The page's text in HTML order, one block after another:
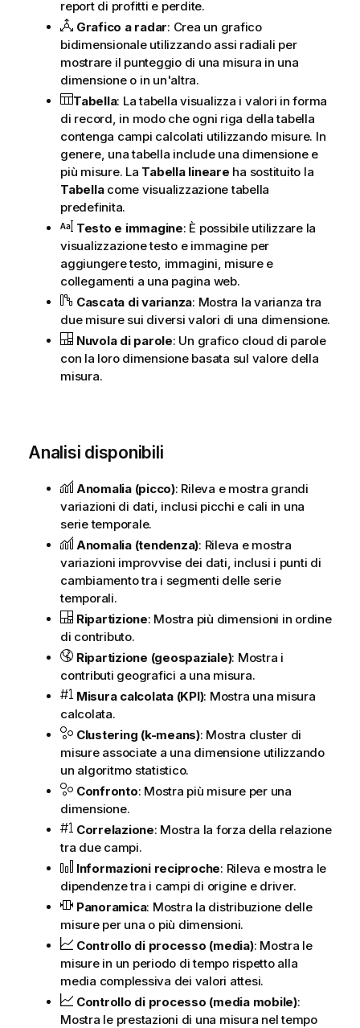
report di profitti e perdite.
Grafico a radar: Crea un grafico
bidimensionale utilizzando assi radiali per
mostrare il punteggio di una misura in una
dimensione o in un'altra.
Tabella: La tabella visualizza i valori in forma
di record, in modo che ogni riga della tabella
contenga campi calcolati utilizzando misure. In
genere, una tabella include una dimensione e
più misure. La Tabella lineare ha sostituito la
Tabellacome visualizzazione tabella
predefinita.
Testo e immagine: È possibile utilizzare la
visualizzazione testo e immagine per
aggiungere testo, immagini, misure e
collegamenti a una pagina web.
Cascata di varianza: Mostra la varianza tra
due misure sui diversi valori di una dimensione.
Nuvola di parole: Un grafico cloud di parole
con la loro dimensione basata sul valore della
misura.
Analisi disponibili
Anomalia (picco): Rileva e mostra grandi
variazioni di dati, inclusi picchi e cali in una
serie temporale.
Anomalia (tendenza): Rileva e mostra
variazioni improvvise dei dati, inclusi i punti di
cambiamento tra i segmenti delle serie
temporali.
Ripartizione: Mostra più dimensioni in ordine
di contributo.
Ripartizione (geospaziale): Mostra i
contributi geografici a una misura.
Misura calcolata (KPI): Mostra una misura
calcolata.
Clustering (k-means): Mostra cluster di
misure associate a una dimensione utilizzando
un algoritmo statistico.
Confronto: Mostra più misure per una
dimensione.
Correlazione: Mostra la forza della relazione
tra due campi.
Informazioni reciproche: Rileva e mostra le
dipendenze tra i campi di origine e driver.
Panoramica: Mostra la distribuzione delle
misure per una o più dimensioni.
Controllo di processo (media): Mostra le
misure in un periodo di tempo rispetto alla
media complessiva dei valori attesi.
Controllo di processo (media mobile):
Mostra le prestazioni di una misura nel tempo